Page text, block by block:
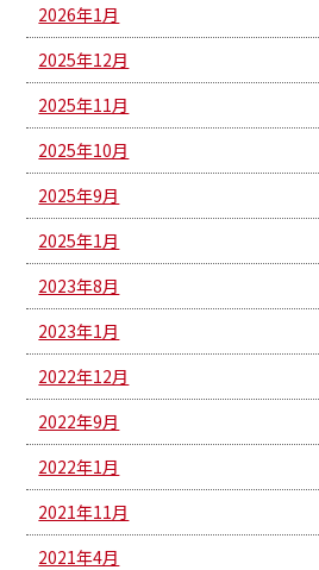
2026年1月
2025年12月
2025年11月
2025年10月
2025年9月
2025年1月
2023年8月
2023年1月
2022年12月
2022年9月
2022年1月
2021年11月
2021年4月